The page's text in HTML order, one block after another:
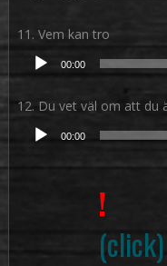
11. Vem kan tro
Ljudspelare
00:00
12. Du vet väl om att du
Ljudspelare
00:00
!
(click)